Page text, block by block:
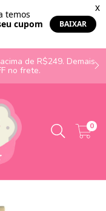
de R$249. Demais
no frete.
0